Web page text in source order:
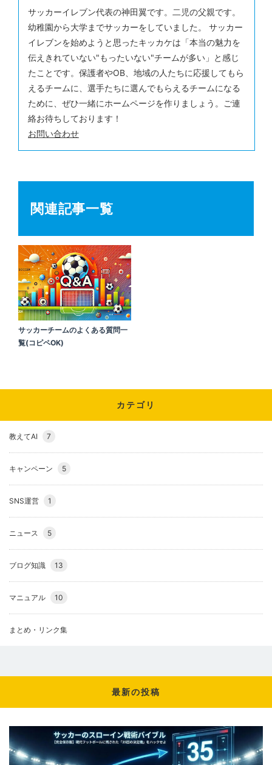
サッカーイレブン代表の神田翼です。二児の父親です。
幼稚園から大学までサッカーをしていました。 サッカー
イレブンを始めようと思ったキッカケは「本当の魅力を
伝えきれていない"もったいない"チームが多い」と感じ
たことです。保護者やOB、地域の人たちに応援してもら
えるチームに、選手たちに選んでもらえるチームになる
ために、ぜひ一緒にホームページを作りましょう。ご連
絡お待ちしております！
お問い合わせ
関連記事一覧
サッカーチームのよくある質問一
覧(コピペOK)
カテゴリ
教えてAI 7
キャンペーン 5
SNS運営 1
ニュース 5
ブログ知識 13
マニュアル 10
まとめ・リンク集
最新の投稿